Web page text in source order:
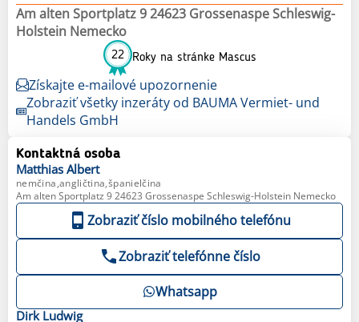
Am alten Sportplatz 9 24623 Grossenaspe Schleswig-
Holstein Nemecko
22 Roky na stránke Mascus
Získajte e-mailové upozornenie
Zobraziť všetky inzeráty od BAUMA Vermiet- und
Handels GmbH
Kontaktná osoba
Matthias Albert
nemčina,angličtina,španielčina
Am alten Sportplatz 9 24623 Grossenaspe Schleswig-Holstein Nemecko
Zobraziť číslo mobilného telefónu
Zobraziť telefónne číslo
Whatsapp
Dirk Ludwig